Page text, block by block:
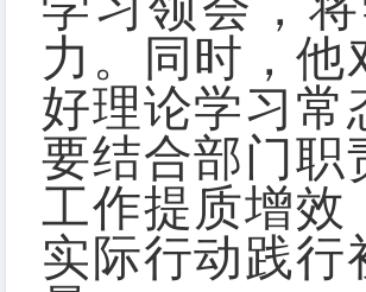
力。同时，
好理论学习常
要结合部门职
工作提质增效
实际行动践行